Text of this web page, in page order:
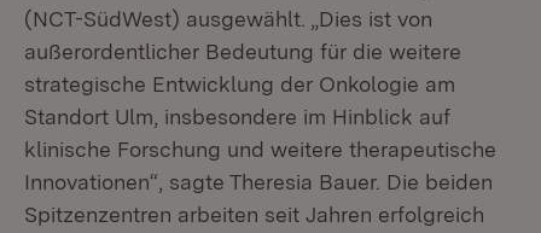
(NCT-SüdWest) ausgewählt. „Dies ist von
außerordentlicher Bedeutung für die weitere
strategische Entwicklung der Onkologie am
Standort Ulm, insbesondere im Hinblick auf
klinische Forschung und weitere therapeutische
Innovationen“, sagte Theresia Bauer. Die beiden
Spitzenzentren arbeiten seit Jahren erfolgreich